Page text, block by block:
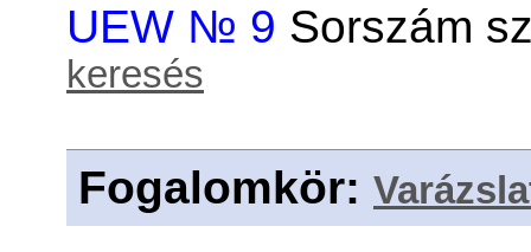
UEW № 9 Sorszám
keresés
Fogalomkör: